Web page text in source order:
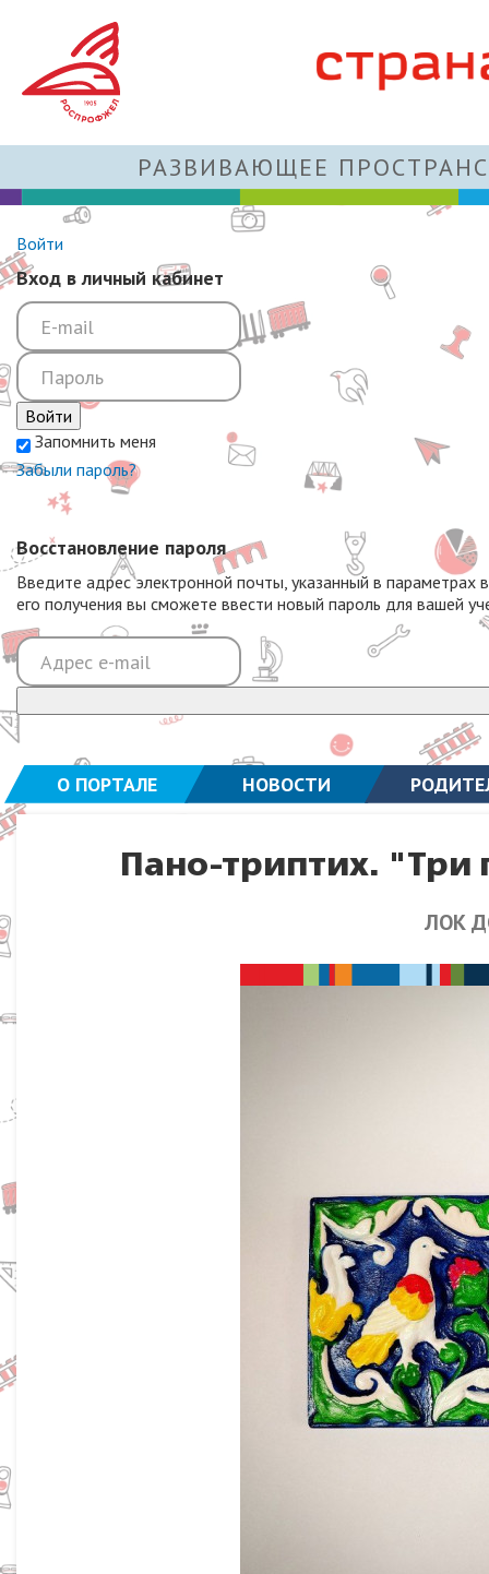
РАЗВИВАЮЩЕЕ
Войти
Вход в личный кабинет
Войти
Запомнить меня
Забыли пароль?
Восстановление пароля
Введите адрес электронной почты, указанный в
его получения вы сможете ввести новый пароль для вашей
О ПОРТАЛЕ НОВОСТИ
Пано-триптих. "Три
ЛОК